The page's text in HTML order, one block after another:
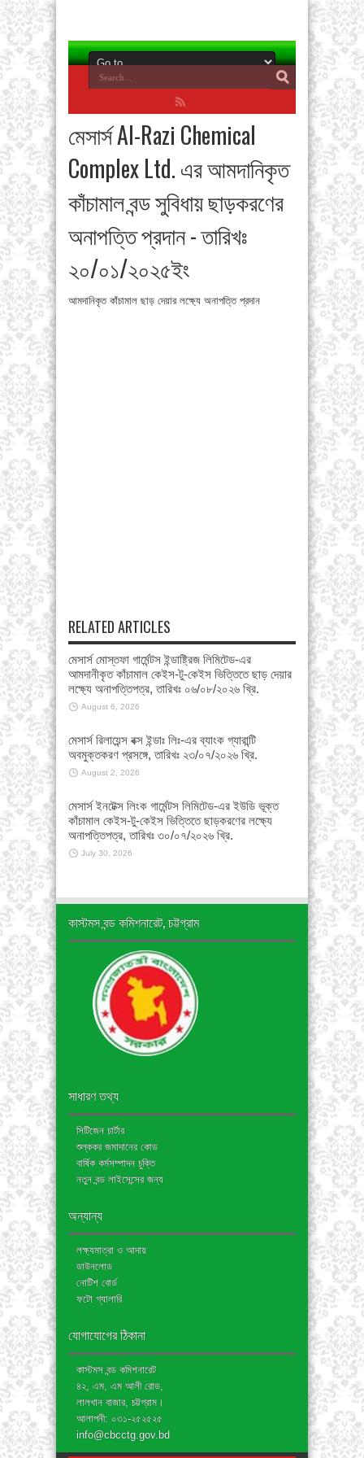
মেসার্স Al-Razi Chemical
Complex Ltd. এর আমদানিকৃত
কাঁচামাল বন্ড সুবিধায় ছাড়করণের
অনাপত্তি প্রদান - তারিখঃ
২০/০১/২০২৫ইং
আমদানিকৃত কাঁচামাল ছাড় দেয়ার লক্ষ্যে অনাপত্তি প্রদান
RELATED ARTICLES
মেসার্স মোস্তফা গার্মেন্টস ইন্ডাষ্ট্রিজ লিমিটেড-এর
আমদানীকৃত কাঁচামাল কেইস-টু-কেইস ভিত্তিতে ছাড় দেয়ার
লক্ষ্যে অনাপত্তিপত্র, তারিখঃ ০৬/০৮/২০২৬ খ্রি.
August 6, 2026
মেসার্স রিলায়েন্স বক্স ইন্ডাঃ লিঃ-এর ব্যাংক গ্যারান্টি
অবমুক্তকরণ প্রসঙ্গে, তারিখঃ ২৩/০৭/২০২৬ খ্রি.
August 2, 2026
মেসার্স ইনটেক্স লিংক গার্মেন্টস লিমিটেড-এর ইউডি ভূক্ত
কাঁচামাল কেইস-টু-কেইস ভিত্তিতে ছাড়করণের লক্ষ্যে
অনাপত্তিপত্র, তারিখঃ ৩০/০৭/২০২৬ খ্রি.
July 30, 2026
কাস্টমস বন্ড কমিশনারেট, চট্টগ্রাম
সাধারণ তথ্য
সিটিজেন চার্টার
শুল্ককর জমাদানের কোড
বার্ষিক কর্মসম্পাদন চুক্তি
নতুন বন্ড লাইসেন্সের জন্য
অন্যান্য
লক্ষ্যমাত্রা ও আদায়
ডাউনলোড
নোটিশ বোর্ড
ফটো গ্যালারি
যোগাযোগের ঠিকানা
কাস্টমস বন্ড কমিশনারেট
৪২, এম, এম আলী রোড,
লালখান বাজার, চট্টগ্রাম।
আলাপনী: ০৩১-২৫২৫২৫
info@cbcctg.gov.bd